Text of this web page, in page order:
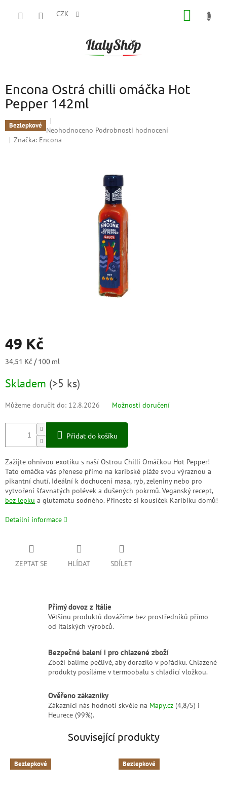
CZK
Encona Ostrá chilli omáčka Hot
Pepper 142ml
Bezlepkové Průměrné
hodnocení
Neohodnoceno Podrobnosti hodnocení
Značka: Encona
49 Kč
Měrná
34,51 Kč / 100 ml
Skladem (>5 ks)
Můžeme doručit do: 12.8.2026 Možnosti doručení
Přidat do košíku
Zažijte ohnivou exotiku s naší Ostrou Chilli Omáčkou Hot Pepper!
Tato omáčka vás přenese přímo na karibské pláže svou výraznou a
pikantní chutí. Ideální k dochucení masa, ryb, zeleniny nebo pro
vytvoření šťavnatých polévek a dušených pokrmů. Veganský recept,
bez lepku a glutamatu sodného. Přineste si kousíček Karibiku domů!
Detailní informace
ZEPTAT SE HLÍDAT SDÍLET
Přímý dovoz z Itálie
Většinu produktů dovážíme bez prostředníků přímo
od italských výrobců.
Bezpečné balení i pro chlazené zboží
Zboží balíme pečlivě, aby dorazilo v pořádku. Chlazené
produkty posíláme v termoobalu s chladicí vložkou.
Ověřeno zákazníky
Zákazníci nás hodnotí skvěle na Mapy.cz (4,8/5) i
Heurece (99%).
Související produkty
Bezlepkové Bezlepkové